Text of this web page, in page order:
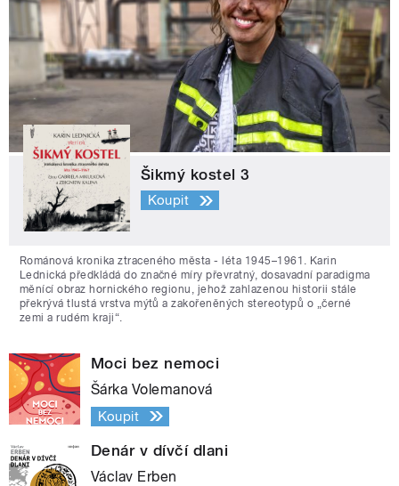
Šikmý kostel 3
Koupit
Románová kronika ztraceného města - léta 1945–1961. Karin
Lednická předkládá do značné míry převratný, dosavadní paradigma
měnící obraz hornického regionu, jehož zahlazenou historii stále
překrývá tlustá vrstva mýtů a zakořeněných stereotypů o „černé
zemi a rudém kraji“.
Moci bez nemoci
Šárka Volemanová
Koupit
Denár v dívčí dlani
Václav Erben